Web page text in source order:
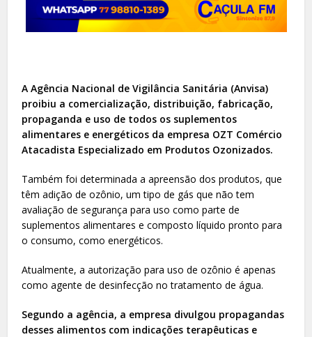
A Agência Nacional de Vigilância Sanitária (Anvisa)
proibiu a comercialização, distribuição, fabricação,
propaganda e uso de todos os suplementos
alimentares e energéticos da empresa OZT Comércio
Atacadista Especializado em Produtos Ozonizados.
Também foi determinada a apreensão dos produtos, que
têm adição de ozônio, um tipo de gás que não tem
avaliação de segurança para uso como parte de
suplementos alimentares e composto líquido pronto para
o consumo, como energéticos.
Atualmente, a autorização para uso de ozônio é apenas
como agente de desinfecção no tratamento de água.
Segundo a agência, a empresa divulgou propagandas
desses alimentos com indicações terapêuticas e